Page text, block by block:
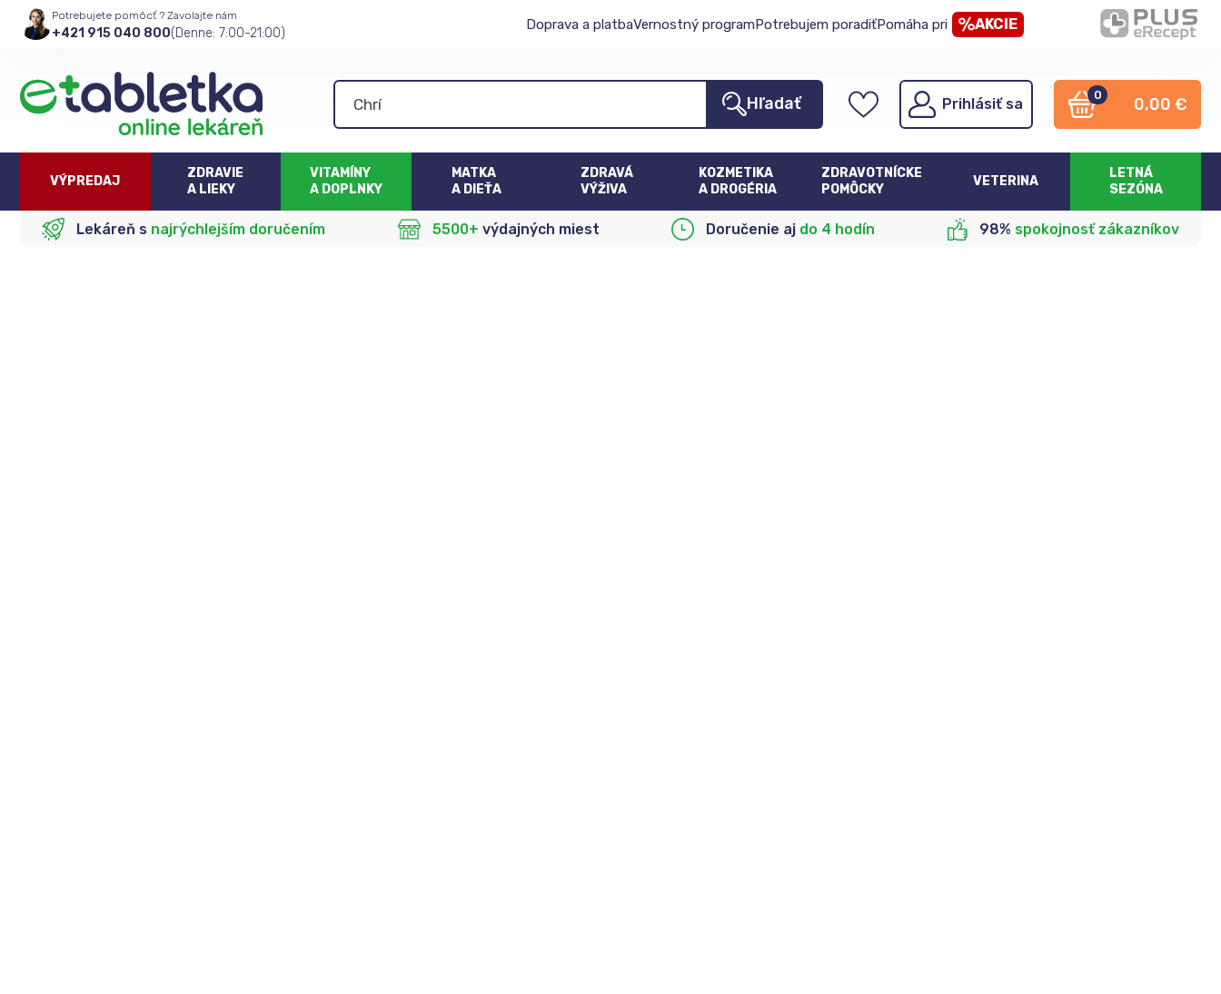
Potrebujete pomôcť ? Zavolajte nám
+421 915 040 800(Denne: 7:00-21:00)
Doprava a platbaVernostný programPotrebujem poradiťPomáha pri AKCIE
Hľadať Prihlásiť sa
0 0,00 €
VÝPREDAJ
ZDRAVIE
A LIEKY
VITAMÍNY
A DOPLNKY
MATKA
A DIEŤA
ZDRAVÁ
VÝŽIVA
KOZMETIKA
A DROGÉRIA
ZDRAVOTNÍCKE
POMÔCKY
VETERINA
LETNÁ
SEZÓNA
Lekáreň s najrýchlejším doručením 5500+ výdajných miest Doručenie aj do 4 hodín 98% spokojnosť zákazníkov